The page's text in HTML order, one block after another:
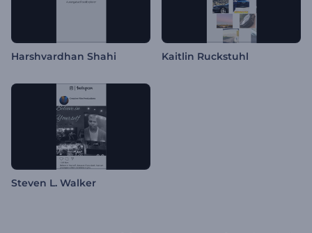
Harshvardhan Shahi Kaitlin Ruckstuhl
Steven L. Walker